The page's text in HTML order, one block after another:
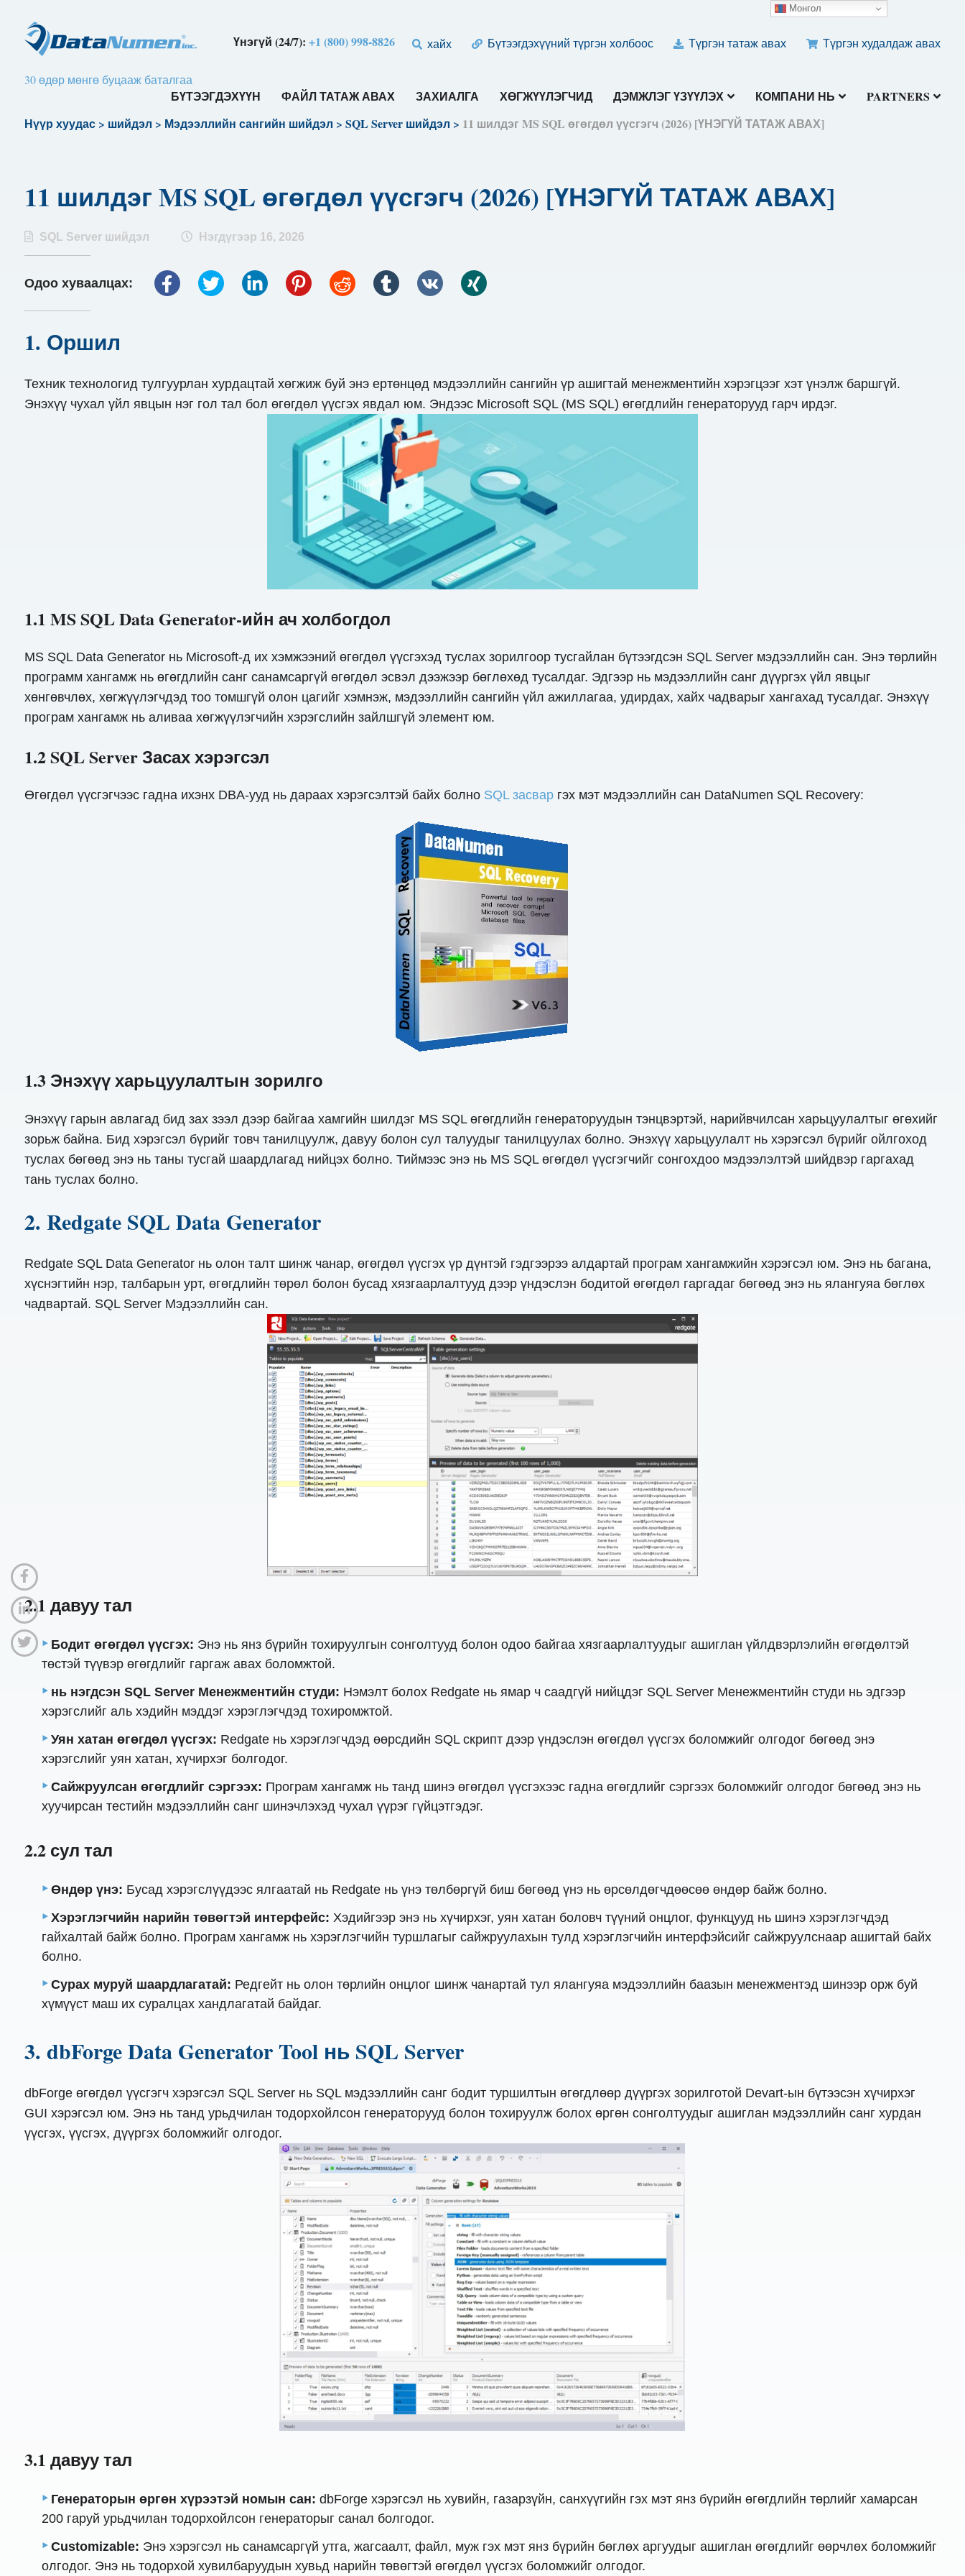
Үнэгүй (24/7):+1 (800) 998-8826 хайх Бүтээгдэхүүний түргэн холбоос Түргэн татаж авах Түргэн худалдаж авах
30 өдөр мөнгө буцааж баталгаа
БҮТЭЭГДЭХҮҮН ФАЙЛ ТАТАЖ АВАХ ЗАХИАЛГА ХӨГЖҮҮЛЭГЧИД ДЭМЖЛЭГ ҮЗҮҮЛЭХ КОМПАНИ НЬ
PARTNERS
Нүүр хуудас> шийдэл > Мэдээллийн сангийн шийдэл > SQL Server шийдэл > 11 шилдэг MS SQL өгөгдөл үүсгэгч (2026) [ҮНЭГҮЙ ТАТАЖ АВАХ]
11 шилдэг MS SQL өгөгдөл үүсгэгч (2026) [ҮНЭГҮЙ ТАТАЖ АВАХ]
SQL Server шийдэл Нэгдүгээр 16, 2026
Одоо хуваалцах:
1. Оршил
Техник технологид тулгуурлан хурдацтай хөгжиж буй энэ ертөнцөд мэдээллийн сангийн үр ашигтай менежментийн хэрэгцээг хэт үнэлж баршгүй.
Энэхүү чухал үйл явцын нэг гол тал бол өгөгдөл үүсгэх явдал юм. Эндээс Microsoft SQL (MS SQL) өгөгдлийн генераторууд гарч ирдэг.
1.1 MS SQL Data Generator-ийн ач холбогдол
MS SQL Data Generator нь Microsoft-д их хэмжээний өгөгдөл үүсгэхэд туслах зорилгоор тусгайлан бүтээгдсэн SQL Server мэдээллийн сан. Энэ төрлийн
программ хангамж нь өгөгдлийн санг санамсаргүй өгөгдөл эсвэл дээжээр бөглөхөд тусалдаг. Эдгээр нь мэдээллийн санг дүүргэх үйл явцыг
хөнгөвчлөх, хөгжүүлэгчдэд тоо томшгүй олон цагийг хэмнэж, мэдээллийн сангийн үйл ажиллагаа, удирдах, хайх чадварыг хангахад тусалдаг. Энэхүү
програм хангамж нь аливаа хөгжүүлэгчийн хэрэгслийн зайлшгүй элемент юм.
1.2 SQL Server Засах хэрэгсэл
Өгөгдөл үүсгэгчээс гадна ихэнх DBA-ууд нь дараах хэрэгсэлтэй байх болно SQL засваргэх мэт мэдээллийн сан DataNumen SQL Recovery:
1.3 Энэхүү харьцуулалтын зорилго
Энэхүү гарын авлагад бид зах зээл дээр байгаа хамгийн шилдэг MS SQL өгөгдлийн генераторуудын тэнцвэртэй, нарийвчилсан харьцуулалтыг өгөхийг
зорьж байна. Бид хэрэгсэл бүрийг товч танилцуулж, давуу болон сул талуудыг танилцуулах болно. Энэхүү харьцуулалт нь хэрэгсэл бүрийг ойлгоход
туслах бөгөөд энэ нь таны тусгай шаардлагад нийцэх болно. Тиймээс энэ нь MS SQL өгөгдөл үүсгэгчийг сонгохдоо мэдээлэлтэй шийдвэр гаргахад
тань туслах болно.
2. Redgate SQL Data Generator
Redgate SQL Data Generator нь олон талт шинж чанар, өгөгдөл үүсгэх үр дүнтэй гэдгээрээ алдартай програм хангамжийн хэрэгсэл юм. Энэ нь багана,
хүснэгтийн нэр, талбарын урт, өгөгдлийн төрөл болон бусад хязгаарлалтууд дээр үндэслэн бодитой өгөгдөл гаргадаг бөгөөд энэ нь ялангуяа бөглөх
чадвартай. SQL Server Мэдээллийн сан.
2.1 давуу тал
Бодит өгөгдөл үүсгэх: Энэ нь янз бүрийн тохируулгын сонголтууд болон одоо байгаа хязгаарлалтуудыг ашиглан үйлдвэрлэлийн өгөгдөлтэй
төстэй түүвэр өгөгдлийг гаргаж авах боломжтой.
нь нэгдсэн SQL Server Менежментийн студи: Нэмэлт болох Redgate нь ямар ч саадгүй нийцдэг SQL Server Менежментийн студи нь эдгээр
хэрэгслийг аль хэдийн мэддэг хэрэглэгчдэд тохиромжтой.
Уян хатан өгөгдөл үүсгэх: Redgate нь хэрэглэгчдэд өөрсдийн SQL скрипт дээр үндэслэн өгөгдөл үүсгэх боломжийг олгодог бөгөөд энэ
хэрэгслийг уян хатан, хүчирхэг болгодог.
Сайжруулсан өгөгдлийг сэргээх: Програм хангамж нь танд шинэ өгөгдөл үүсгэхээс гадна өгөгдлийг сэргээх боломжийг олгодог бөгөөд энэ нь
хуучирсан тестийн мэдээллийн санг шинэчлэхэд чухал үүрэг гүйцэтгэдэг.
2.2 сул тал
Өндөр үнэ: Бусад хэрэгслүүдээс ялгаатай нь Redgate нь үнэ төлбөргүй биш бөгөөд үнэ нь өрсөлдөгчдөөсөө өндөр байж болно.
Хэрэглэгчийн нарийн төвөгтэй интерфейс: Хэдийгээр энэ нь хүчирхэг, уян хатан боловч түүний онцлог, функцууд нь шинэ хэрэглэгчдэд
гайхалтай байж болно. Програм хангамж нь хэрэглэгчийн туршлагыг сайжруулахын тулд хэрэглэгчийн интерфэйсийг сайжруулснаар ашигтай байх
болно.
Сурах муруй шаардлагатай: Редгейт нь олон төрлийн онцлог шинж чанартай тул ялангуяа мэдээллийн баазын менежментэд шинээр орж буй
хүмүүст маш их суралцах хандлагатай байдаг.
3. dbForge Data Generator Tool нь SQL Server
dbForge өгөгдөл үүсгэгч хэрэгсэл SQL Server нь SQL мэдээллийн санг бодит туршилтын өгөгдлөөр дүүргэх зорилготой Devart-ын бүтээсэн хүчирхэг
GUI хэрэгсэл юм. Энэ нь танд урьдчилан тодорхойлсон генераторууд болон тохируулж болох өргөн сонголтуудыг ашиглан мэдээллийн санг хурдан
үүсгэх, үүсгэх, дүүргэх боломжийг олгодог.
3.1 давуу тал
Генераторын өргөн хүрээтэй номын сан: dbForge хэрэгсэл нь хувийн, газарзүйн, санхүүгийн гэх мэт янз бүрийн өгөгдлийн төрлийг хамарсан
200 гаруй урьдчилан тодорхойлсон генераторыг санал болгодог.
Customizable: Энэ хэрэгсэл нь санамсаргүй утга, жагсаалт, файл, муж гэх мэт янз бүрийн бөглөх аргуудыг ашиглан өгөгдлийг өөрчлөх боломжийг
олгодог. Энэ нь тодорхой хувилбаруудын хувьд нарийн төвөгтэй өгөгдөл үүсгэх боломжийг олгодог.
Монгол